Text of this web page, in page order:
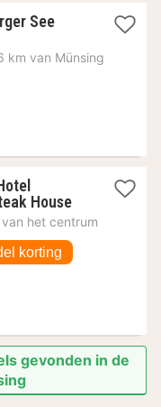
See1
vanaf
136,61
km van Münsing
House1
nacht
160,46
€
het centrum
korting
gevonden in de